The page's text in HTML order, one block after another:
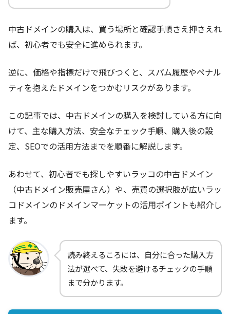
中古ドメインの購入は、買う場所と確認手順さえ押さえれ
ば、初心者でも安全に進められます。
逆に、価格や指標だけで飛びつくと、スパム履歴やペナル
ティを抱えたドメインをつかむリスクがあります。
この記事では、中古ドメインの購入を検討している方に向
けて、主な購入方法、安全なチェック手順、購入後の設
定、SEOでの活用方法までを順番に解説します。
あわせて、初心者でも探しやすいラッコの中古ドメイン
（中古ドメイン販売屋さん）や、売買の選択肢が広いラッ
コドメインのドメインマーケットの活用ポイントも紹介し
ます。
読み終えるころには、自分に合った購入方
法が選べて、失敗を避けるチェックの手順
まで分かります。